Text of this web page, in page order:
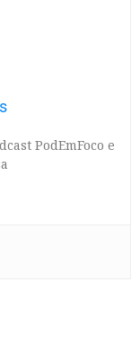
PodEmFoco e